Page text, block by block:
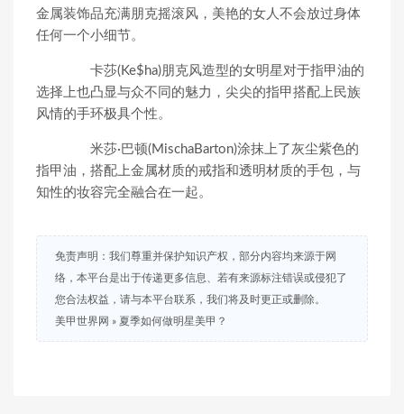
金属装饰品充满朋克摇滚风，美艳的女人不会放过身体
任何一个小细节。
卡莎(Ke$ha)朋克风造型的女明星对于指甲油的
选择上也凸显与众不同的魅力，尖尖的指甲搭配上民族
风情的手环极具个性。
米莎·巴顿(MischaBarton)涂抹上了灰尘紫色的
指甲油，搭配上金属材质的戒指和透明材质的手包，与
知性的妆容完全融合在一起。
免责声明：我们尊重并保护知识产权，部分内容均来源于网
络，本平台是出于传递更多信息、若有来源标注错误或侵犯了
您合法权益，请与本平台联系，我们将及时更正或删除。
美甲世界网 » 夏季如何做明星美甲？